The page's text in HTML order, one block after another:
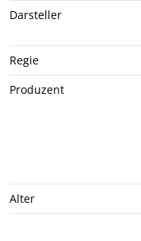
Darsteller
Regie
Produzent
Alter